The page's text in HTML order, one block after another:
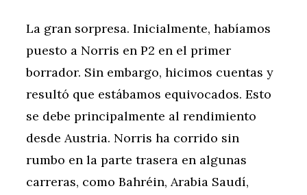
La gran sorpresa. Inicialmente, habíamos
puesto a Norris en P2 en el primer
borrador. Sin embargo, hicimos cuentas y
resultó que estábamos equivocados. Esto
se debe principalmente al rendimiento
desde Austria. Norris ha corrido sin
rumbo en la parte trasera en algunas
carreras, como Bahréin, Arabia Saudí,